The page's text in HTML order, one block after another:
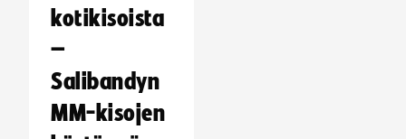
kotikisoista
–
Salibandyn
MM-kisojen